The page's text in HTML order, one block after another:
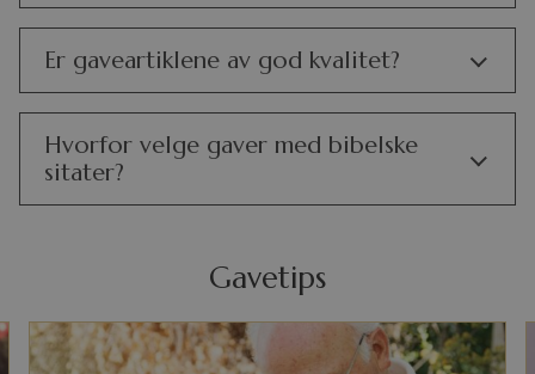
Er gaveartiklene av god kvalitet?
Hvorfor velge gaver med bibelske
sitater?
Gavetips